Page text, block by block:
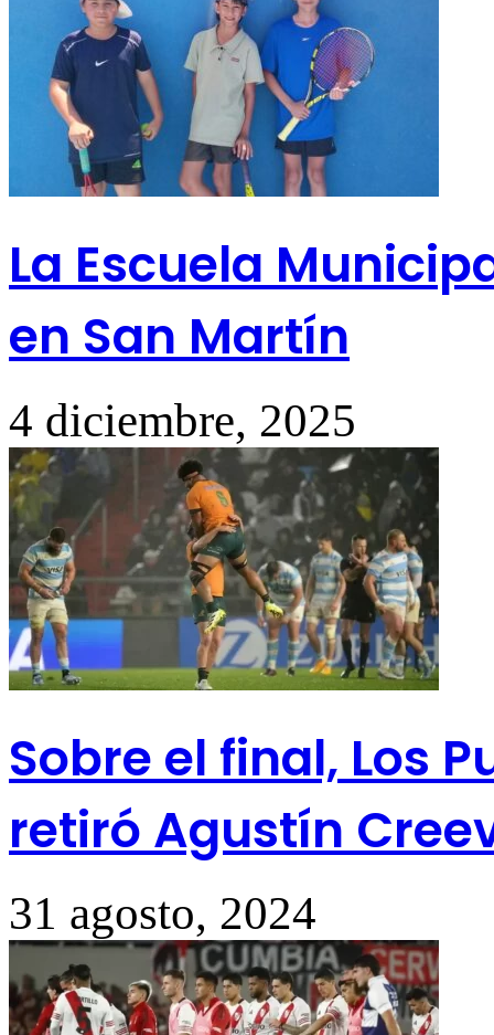
La Escuela
en San Martín
4 diciembre, 2025
Sobre el final, Los
retiró Agustín
31 agosto, 2024